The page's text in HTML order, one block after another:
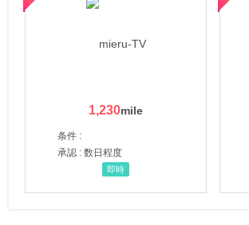
1,230
条件 :
承認 : 数日程度
即時